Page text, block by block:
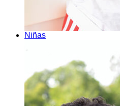
Niñas